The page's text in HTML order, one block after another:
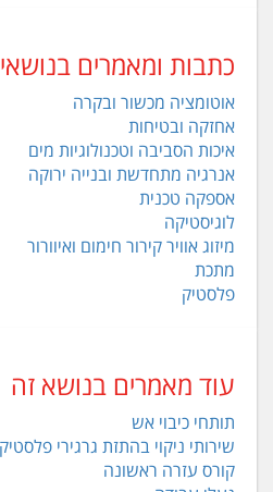
כתבות ומאמרים
אוטומציה מכשור ובקרה
אחזקה ובטיחות
איכות הסביבה וטכנולוגיות מים
אנרגיה מתחדשת ובנייה ירוקה
אספקה טכנית
לוגיסטיקה
מיזוג אוויר קירור חימום ואיוורור
מתכת
פלסטיק
עוד מאמרים בנושא זה
תותחי כיבוי אש
שירותי ניקוי בהתזת גרגירי פלסטיק
קורס עזרה ראשונה